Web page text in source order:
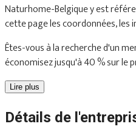
Naturhome-Belgique y est
cette page les coordonnées,
Êtes-vous à la recherche d'un
économisez jusqu'à 40 % sur le
Lire plus
Détails de